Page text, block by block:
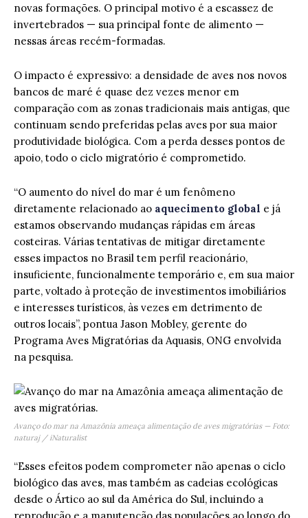
novas formações. O principal motivo é a escassez de
invertebrados — sua principal fonte de alimento —
nessas áreas recém-formadas.
O impacto é expressivo: a densidade de aves nos novos
bancos de maré é quase dez vezes menor em
comparação com as zonas tradicionais mais antigas, que
continuam sendo preferidas pelas aves por sua maior
produtividade biológica. Com a perda desses pontos de
apoio, todo o ciclo migratório é comprometido.
“O aumento do nível do mar é um fenômeno
diretamente relacionado ao aquecimento global e já
estamos observando mudanças rápidas em áreas
costeiras. Várias tentativas de mitigar diretamente
esses impactos no Brasil tem perfil reacionário,
insuficiente, funcionalmente temporário e, em sua maior
parte, voltado à proteção de investimentos imobiliários
e interesses turísticos, às vezes em detrimento de
outros locais”, pontua Jason Mobley, gerente do
Programa Aves Migratórias da Aquasis, ONG envolvida
na pesquisa.
Avanço do mar na Amazônia ameaça alimentação de aves migratórias — Foto:
naturaj / iNaturalist
“Esses efeitos podem comprometer não apenas o ciclo
biológico das aves, mas também as cadeias ecológicas
desde o Ártico ao sul da América do Sul, incluindo a